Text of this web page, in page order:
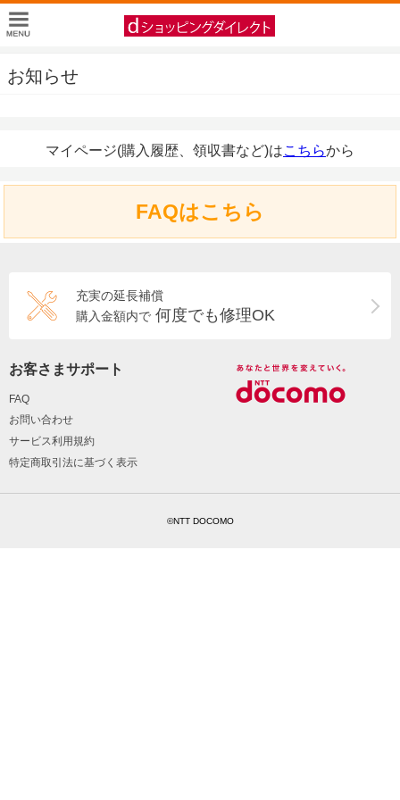
お知らせ
マイページ(購入履歴、領収書など)はこちらから
FAQはこちら
充実の延長補償
購入金額内で 何度でも修理OK
お客さまサポート
FAQ
お問い合わせ
サービス利用規約
特定商取引法に基づく表示
©NTT DOCOMO